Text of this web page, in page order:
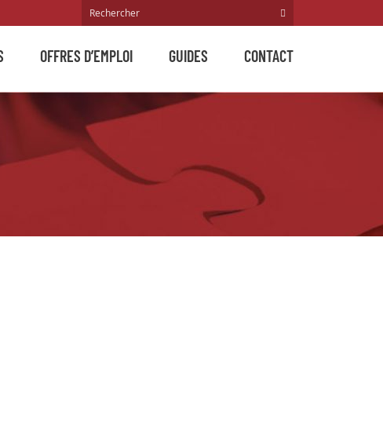
OFFRES D’EMPLOI GUIDES CONTACT